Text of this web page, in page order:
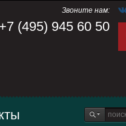
Звоните нам:
+7 (495) 945 60 50